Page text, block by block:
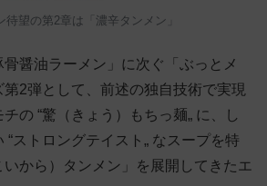
待望の第2章は「濃辛タンメン」
醤油ラーメン」に次ぐ「ぶっとメ
2弾として、前述の独自技術で実現
の “驚（きょう）もちっ麺„ に、し
“ストロングテイスト„ なスープを特
から）タンメン」を展開してきたエ